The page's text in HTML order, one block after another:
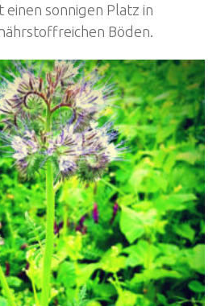
einen sonnigen Platz in
Böden.